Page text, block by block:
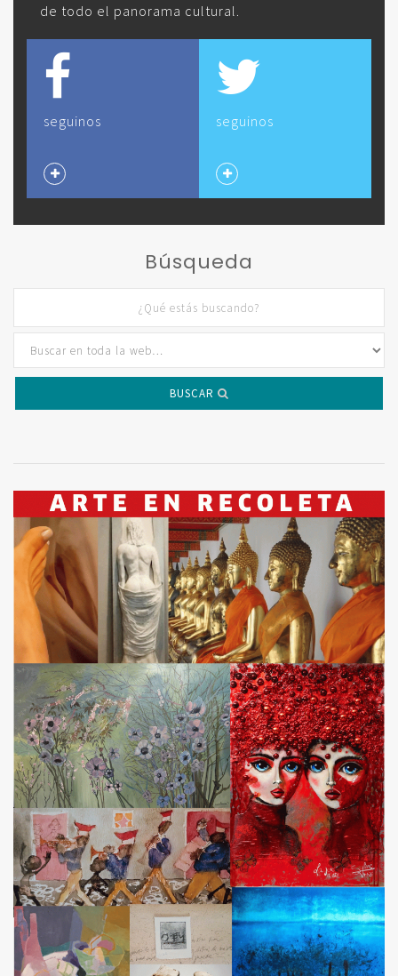
de todo el panorama cultural.
seguinos seguinos
Búsqueda
BUSCAR